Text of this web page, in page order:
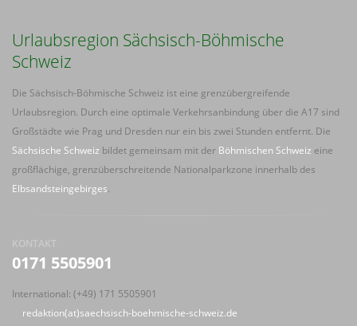
Urlaubsregion Sächsisch-Böhmische
Schweiz
Die Sächsisch-Böhmische Schweiz ist eine grenzübergreifende
Urlaubsregion. Durch eine optimale Verkehrsanbindung über die A17 sind
Großstädte wie Prag und Dresden nur ein bis zwei Stunden entfernt. Die
Sächsische Schweiz bildet gemeinsam mit der Böhmischen Schweiz eine
großflächige, grenzüberschreitende Nationalparkzone innerhalb des
Elbsandsteingebirges.
KONTAKT
0171 5505901
International: (+49) 171 5505901
redaktion(at)saechsisch-boehmische-schweiz.de